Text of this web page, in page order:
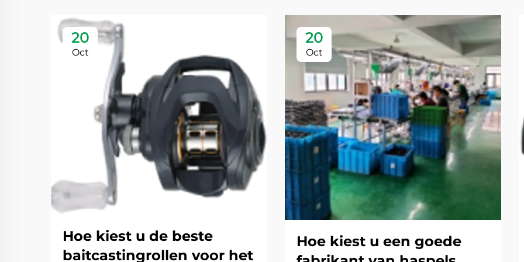
20
Oct
Hoe kiest u de beste
baitcastingrollen voor het
20
Oct
Hoe kiest u een goede